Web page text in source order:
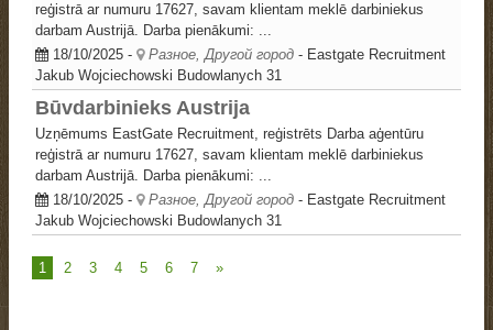
reģistrā ar numuru 17627, savam klientam meklē darbiniekus
darbam Austrijā. Darba pienākumi: ...
18/10/2025- Разное, Другой город- Eastgate Recruitment
Jakub Wojciechowski Budowlanych 31
Būvdarbinieks Austrija
Uzņēmums EastGate Recruitment, reģistrēts Darba aģentūru
reģistrā ar numuru 17627, savam klientam meklē darbiniekus
darbam Austrijā. Darba pienākumi: ...
18/10/2025- Разное, Другой город- Eastgate Recruitment
Jakub Wojciechowski Budowlanych 31
1 2 3 4 5 6 7 »